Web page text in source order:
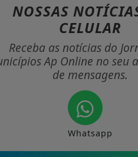
NOSSAS
CELULAR
Receba as notícias do
Ap Online no seu
de mensagens.
Whatsapp